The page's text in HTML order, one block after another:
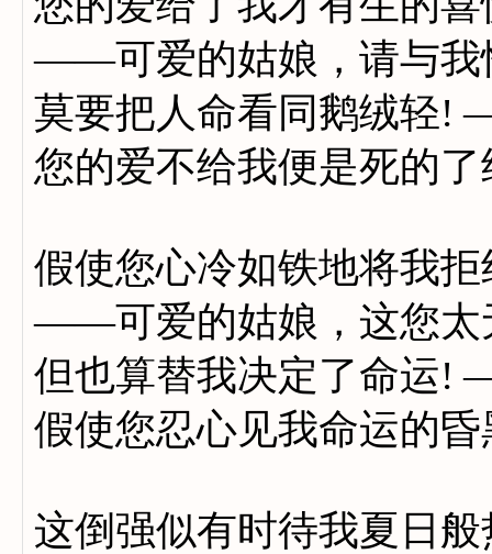
——可爱的姑娘，请与我
莫要把人命看同鹅绒轻
您的爱不给我便是死的了
假使您心冷如铁地将我拒
——可爱的姑娘，这您太
但也算替我决定了命运
假使您忍心见我命运的昏
这倒强似有时待我夏日般